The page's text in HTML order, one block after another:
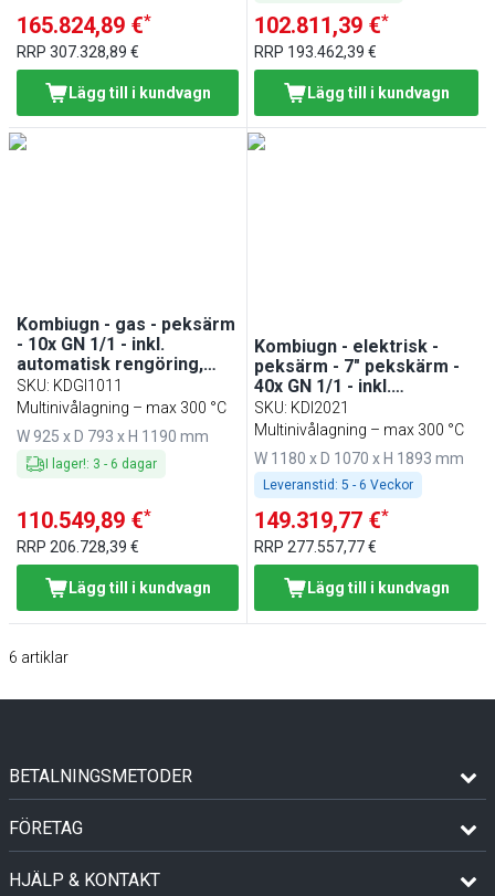
165.824,89 €*
RRP 307.328,89 €
Lägg till i kundvagn
102.811,39 €*
RRP 193.462,39 €
Lägg till i kundvagn
Kombiugn - gas - peksärm
- 10x GN 1/1 - inkl.
automatisk rengöring,
HACCP‑dataloggning &
USB - inkl.
kärntemperaturgivare &
innengestell
SKU: KDGI1011
Multinivålagning – max 300 °C
W 925 x D 793 x H 1190 mm
I lager!: 3 - 6 dagar
110.549,89 €*
RRP 206.728,39 €
Lägg till i kundvagn
Kombiugn - elektrisk -
peksärm - 7" pekskärm -
40x GN 1/1 - inkl.
automatisk rengöring,
HACCP‑dataloggning &
USB - inkl.
kärntemperaturgivare &
handdusch
SKU: KDI2021
Multinivålagning – max 300 °C
W 1180 x D 1070 x H 1893 mm
Leveranstid: 5 - 6 Veckor
149.319,77 €*
RRP277.557,77 €
Lägg till i kundvagn
6 artiklar
BETALNINGSMETODER
FÖRETAG
HJÄLP & KONTAKT